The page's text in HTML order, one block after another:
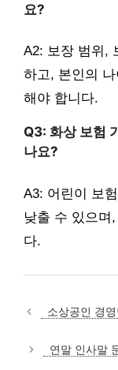
요?
A2: 보장 범위,
하고, 본인의
해야 합니다.
Q3: 화상 보험
나요?
A3: 어린이 보
낮출 수 있으며
다.
소상공인 경
연말 인사말